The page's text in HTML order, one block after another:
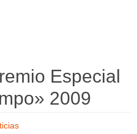
Especial
2009